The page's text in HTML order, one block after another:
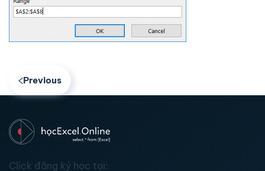
Previous
Click đăng ký học tại: